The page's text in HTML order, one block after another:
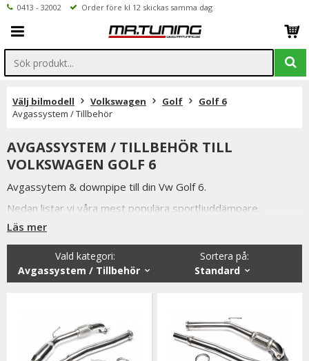
0413 - 32002 Order före kl 12 skickas samma dag
Välj bilmodell Volkswagen Golf
Golf 6
Avgassystem / Tillbehör
AVGASSYSTEM / TILLBEHÖR TILL
VOLKSWAGEN GOLF 6
Avgassytem & downpipe till din Vw Golf 6.
Nedan listar vi våra mest populära sportljuddämpare,
sportavgassystem samt downpipe till Vw Golf 6.
Vi håller alltid konkurrenskraftiga priser utan att tumma på
kvaliteten hos på produkterna & vi strävar alltid efter att
erbjuda en så god service som möjligt samt snabba
Läs mer
Sortera på:
Standard
Vald kategori:
Avgassystem / Tillbehör